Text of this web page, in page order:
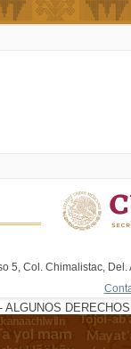
5, Col. Chimalistac,